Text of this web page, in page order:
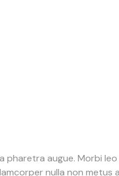
pharetra augue. Morbi
nulla non metus